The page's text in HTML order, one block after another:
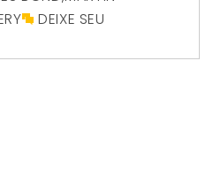
DEIXE SEU